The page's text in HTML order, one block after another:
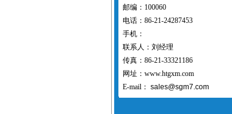
邮编：100060
电话：86-21-24287453
手机：
联系人：刘经理
传真：86-21-33321186
网址：www.htgxm.com
E-mail： sales@sgm7.com